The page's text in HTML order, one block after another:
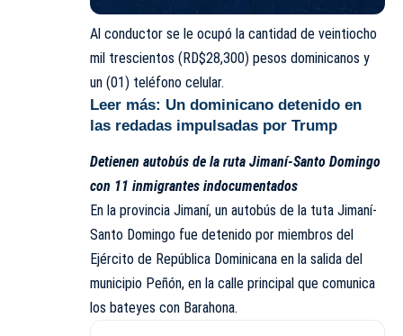
Al conductor se le ocupó la cantidad de veintiocho
mil trescientos (RD$28,300) pesos dominicanos y
un (01) teléfono celular.
Leer más: Un dominicano detenido en
las redadas impulsadas por Trump
Detienen autobús de la ruta Jimaní-Santo Domingo
con 11 inmigrantes indocumentados
En la provincia Jimaní, un autobús de la tuta Jimaní-
Santo Domingo fue detenido por miembros del
Ejército de República Dominicana en la salida del
municipio Peñón, en la calle principal que comunica
los bateyes con Barahona.